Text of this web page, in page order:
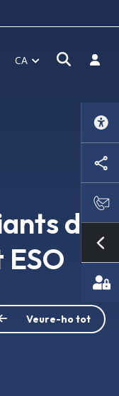
CA Obrir
de
Veure-ho tot